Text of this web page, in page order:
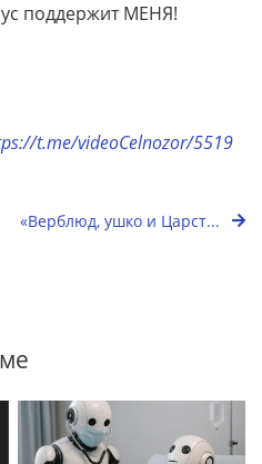
поддержит МЕНЯ!
t.me/videoCelnozor/5519
«Верблюд, ушко и Царст...